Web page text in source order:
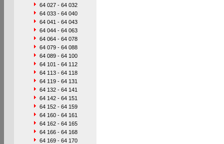
64 027 - 64 032
64 033 - 64 040
64 041 - 64 043
64 044 - 64 063
64 064 - 64 078
64 079 - 64 088
64 089 - 64 100
64 101 - 64 112
64 113 - 64 118
64 119 - 64 131
64 132 - 64 141
64 142 - 64 151
64 152 - 64 159
64 160 - 64 161
64 162 - 64 165
64 166 - 64 168
64 169 - 64 170